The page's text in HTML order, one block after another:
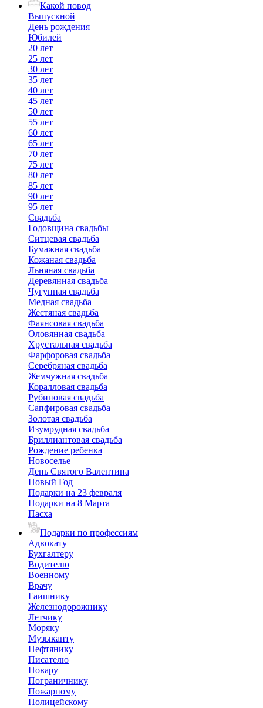
Какой повод
Выпускной
День рождения
Юбилей
20 лет
25 лет
30 лет
35 лет
40 лет
45 лет
50 лет
55 лет
60 лет
65 лет
70 лет
75 лет
80 лет
85 лет
90 лет
95 лет
Свадьба
Годовщина свадьбы
Ситцевая свадьба
Бумажная свадьба
Кожаная свадьба
Льняная свадьба
Деревянная свадьба
Чугунная свадьба
Медная свадьба
Жестяная свадьба
Фаянсовая свадьба
Оловянная свадьба
Хрустальная свадьба
Фарфоровая свадьба
Серебряная свадьба
Жемчужная свадьба
Коралловая свадьба
Рубиновая свадьба
Сапфировая свадьба
Золотая свадьба
Изумрудная свадьба
Бриллиантовая свадьба
Рождение ребенка
Новоселье
День Святого Валентина
Новый Год
Подарки на 23 февраля
Подарки на 8 Марта
Пасха
Подарки по профессиям
Адвокату
Бухгалтеру
Водителю
Военному
Врачу
Гаишнику
Железнодорожнику
Летчику
Моряку
Музыканту
Нефтянику
Писателю
Повару
Пограничнику
Пожарному
Полицейскому